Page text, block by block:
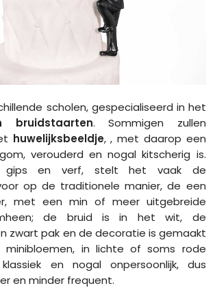
scholen, gespecialiseerd in het
bruidstaarten. Sommigen zullen
huwelijksbeeldje, , met daarop een
verouderd en nogal kitscherig is.
gips en verf, stelt het vaak de
op de traditionele manier, de een
met een min of meer uitgebreide
de bruid is in het wit, de
zwart pak en de decoratie is gemaakt
minibloemen, in lichte of soms rode
en nogal onpersoonlijk, dus
en minder frequent.